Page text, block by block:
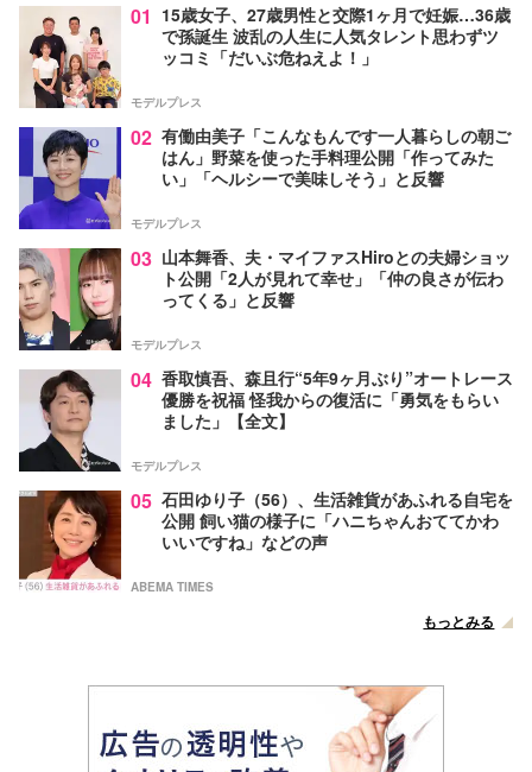
01 15歳女子、27歳男性と交際1ヶ月で妊娠…36歳
で孫誕生 波乱の人生に人気タレント思わずツ
ッコミ「だいぶ危ねえよ！」
モデルプレス
02 有働由美子「こんなもんです一人暮らしの朝ご
はん」野菜を使った手料理公開「作ってみた
い」「ヘルシーで美味しそう」と反響
モデルプレス
03 山本舞香、夫・マイファスHiroとの夫婦ショッ
ト公開「2人が見れて幸せ」「仲の良さが伝わ
ってくる」と反響
モデルプレス
04 香取慎吾、森且行“5年9ヶ月ぶり”オートレース
優勝を祝福 怪我からの復活に「勇気をもらい
ました」【全文】
モデルプレス
05 石田ゆり子（56）、生活雑貨があふれる自宅を
公開 飼い猫の様子に「ハニちゃんおててかわ
いいですね」などの声
ABEMA TIMES
もっとみる